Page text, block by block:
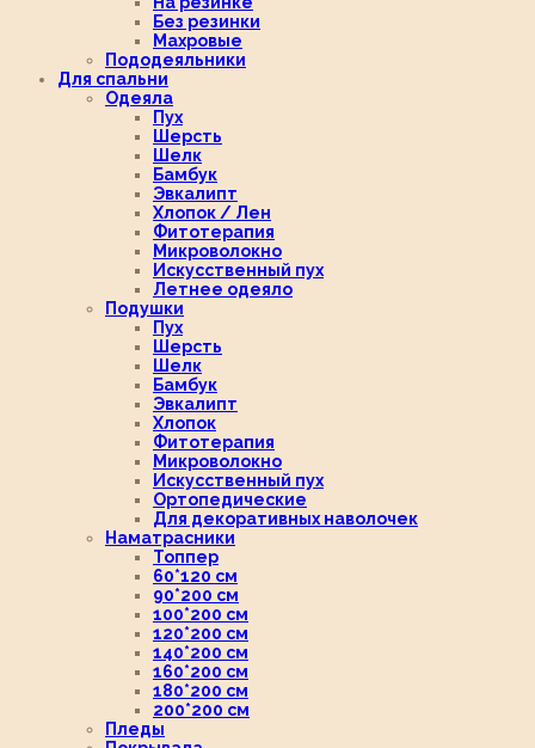
Без резинки
Махровые
Пододеяльники
Для спальни
Одеяла
Пух
Шерсть
Шелк
Бамбук
Эвкалипт
Хлопок / Лен
Фитотерапия
Микроволокно
Искусственный пух
Летнее одеяло
Подушки
Пух
Шерсть
Шелк
Бамбук
Эвкалипт
Хлопок
Фитотерапия
Микроволокно
Искусственный пух
Ортопедические
Для декоративных наволочек
Наматрасники
Топпер
60*120 см
90*200 см
100*200 см
120*200 см
140*200 см
160*200 см
180*200 см
200*200 см
Пледы